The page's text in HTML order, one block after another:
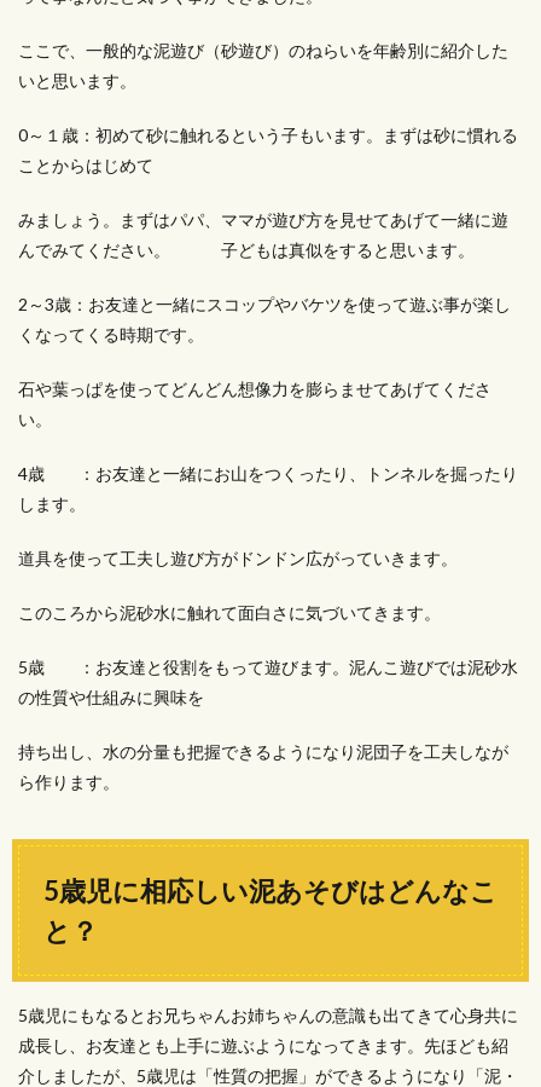
ここで、一般的な泥遊び（砂遊び）のねらいを年齢別に紹介した
いと思います。
0～１歳：初めて砂に触れるという子もいます。まずは砂に慣れる
ことからはじめて
みましょう。まずはパパ、ママが遊び方を見せてあげて一緒に遊
んでみてください。 子どもは真似をすると思います。
2～3歳：お友達と一緒にスコップやバケツを使って遊ぶ事が楽し
くなってくる時期です。
石や葉っぱを使ってどんどん想像力を膨らませてあげてくださ
い。
4歳 ：お友達と一緒にお山をつくったり、トンネルを掘ったり
します。
道具を使って工夫し遊び方がドンドン広がっていきます。
このころから泥砂水に触れて面白さに気づいてきます。
5歳 ：お友達と役割をもって遊びます。泥んこ遊びでは泥砂水
の性質や仕組みに興味を
持ち出し、水の分量も把握できるようになり泥団子を工夫しなが
ら作ります。
5歳児に相応しい泥あそびはどんなこ
と？
5歳児にもなるとお兄ちゃんお姉ちゃんの意識も出てきて心身共に
成長し、お友達とも上手に遊ぶようになってきます。先ほども紹
介しましたが、5歳児は「性質の把握」ができるようになり「泥・